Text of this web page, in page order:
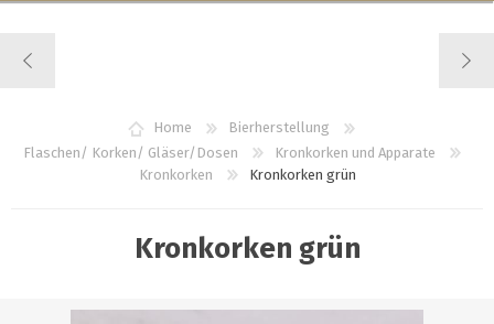
WUNSCHLISTE
0 Home
Bierherstellung
Flaschen/ Korken/ Gläser/Dosen
Kronkorken und Apparate
Kronkorken
Kronkorken grün
Kronkorken grün